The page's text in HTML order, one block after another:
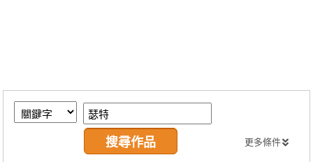
繪圖藝廊
交流中心
攤位轉讓區 更多條件